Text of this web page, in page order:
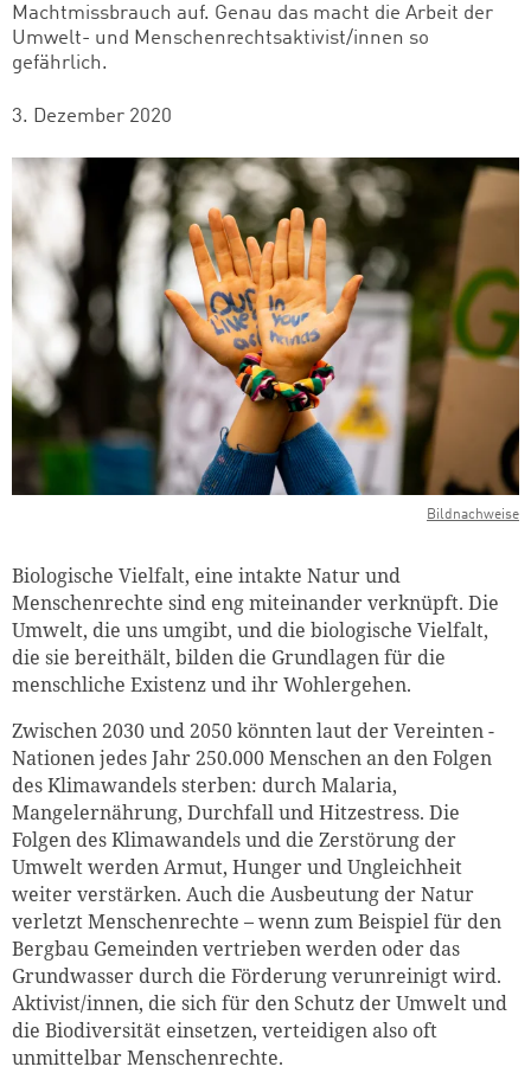
Machtmissbrauch auf. Genau das macht die Arbeit der
Umwelt- und Menschenrechtsaktivist/innen so
gefährlich.
3. Dezember 2020
Bildnachweise
Biologische Vielfalt, eine intakte Natur und
Menschenrechte sind eng miteinander verknüpft. Die
Umwelt, die uns umgibt, und die biologische Vielfalt,
die sie bereithält, bilden die Grundlagen für die
menschliche Existenz und ihr Wohlergehen.
Zwischen 2030 und 2050 könnten laut der Vereinten ­
Nationen jedes Jahr 250.000 Menschen an den Folgen
des Klimawandels sterben: durch Malaria,
Mangelernährung, Durchfall und Hitzestress. Die
Folgen des Klimawandels und die Zerstörung der
Umwelt werden Armut, Hunger und Ungleichheit
weiter verstärken. Auch die Ausbeutung der Natur
verletzt Menschenrechte – wenn zum Beispiel für den
Bergbau Gemeinden vertrieben werden oder das
Grundwasser durch die Förderung verunreinigt wird.
Aktivist/innen, die sich für den Schutz der Umwelt und
die Biodiversität einsetzen, verteidigen also oft
unmittelbar Menschenrechte.